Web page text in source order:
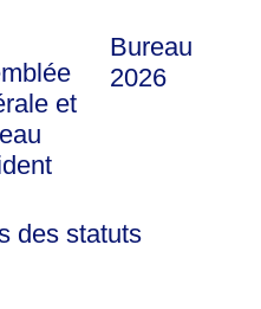
et
Bureau
2026
des statuts